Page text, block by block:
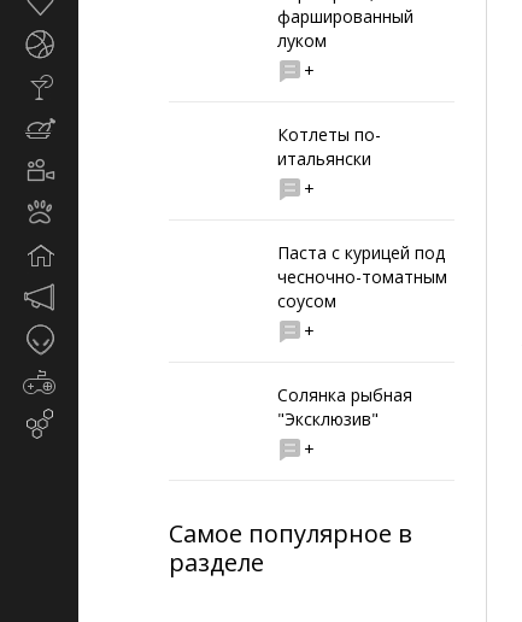
фаршированный
луком
+
Котлеты по-
итальянски
+
Паста с курицей под
чесночно-томатным
соусом
+
Солянка рыбная
"Эксклюзив"
+
Самое популярное в
разделе